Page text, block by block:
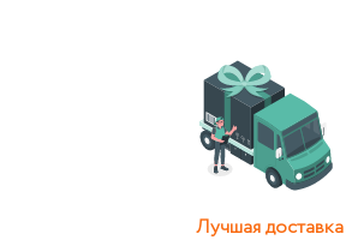
Лучшая доставка